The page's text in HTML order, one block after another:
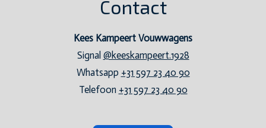
Contact
Kees Kampeert Vouwwagens
Signal @keeskampeert.1928
Whatsapp +31 597 23 40 90
Telefoon +31 597 23 40 90